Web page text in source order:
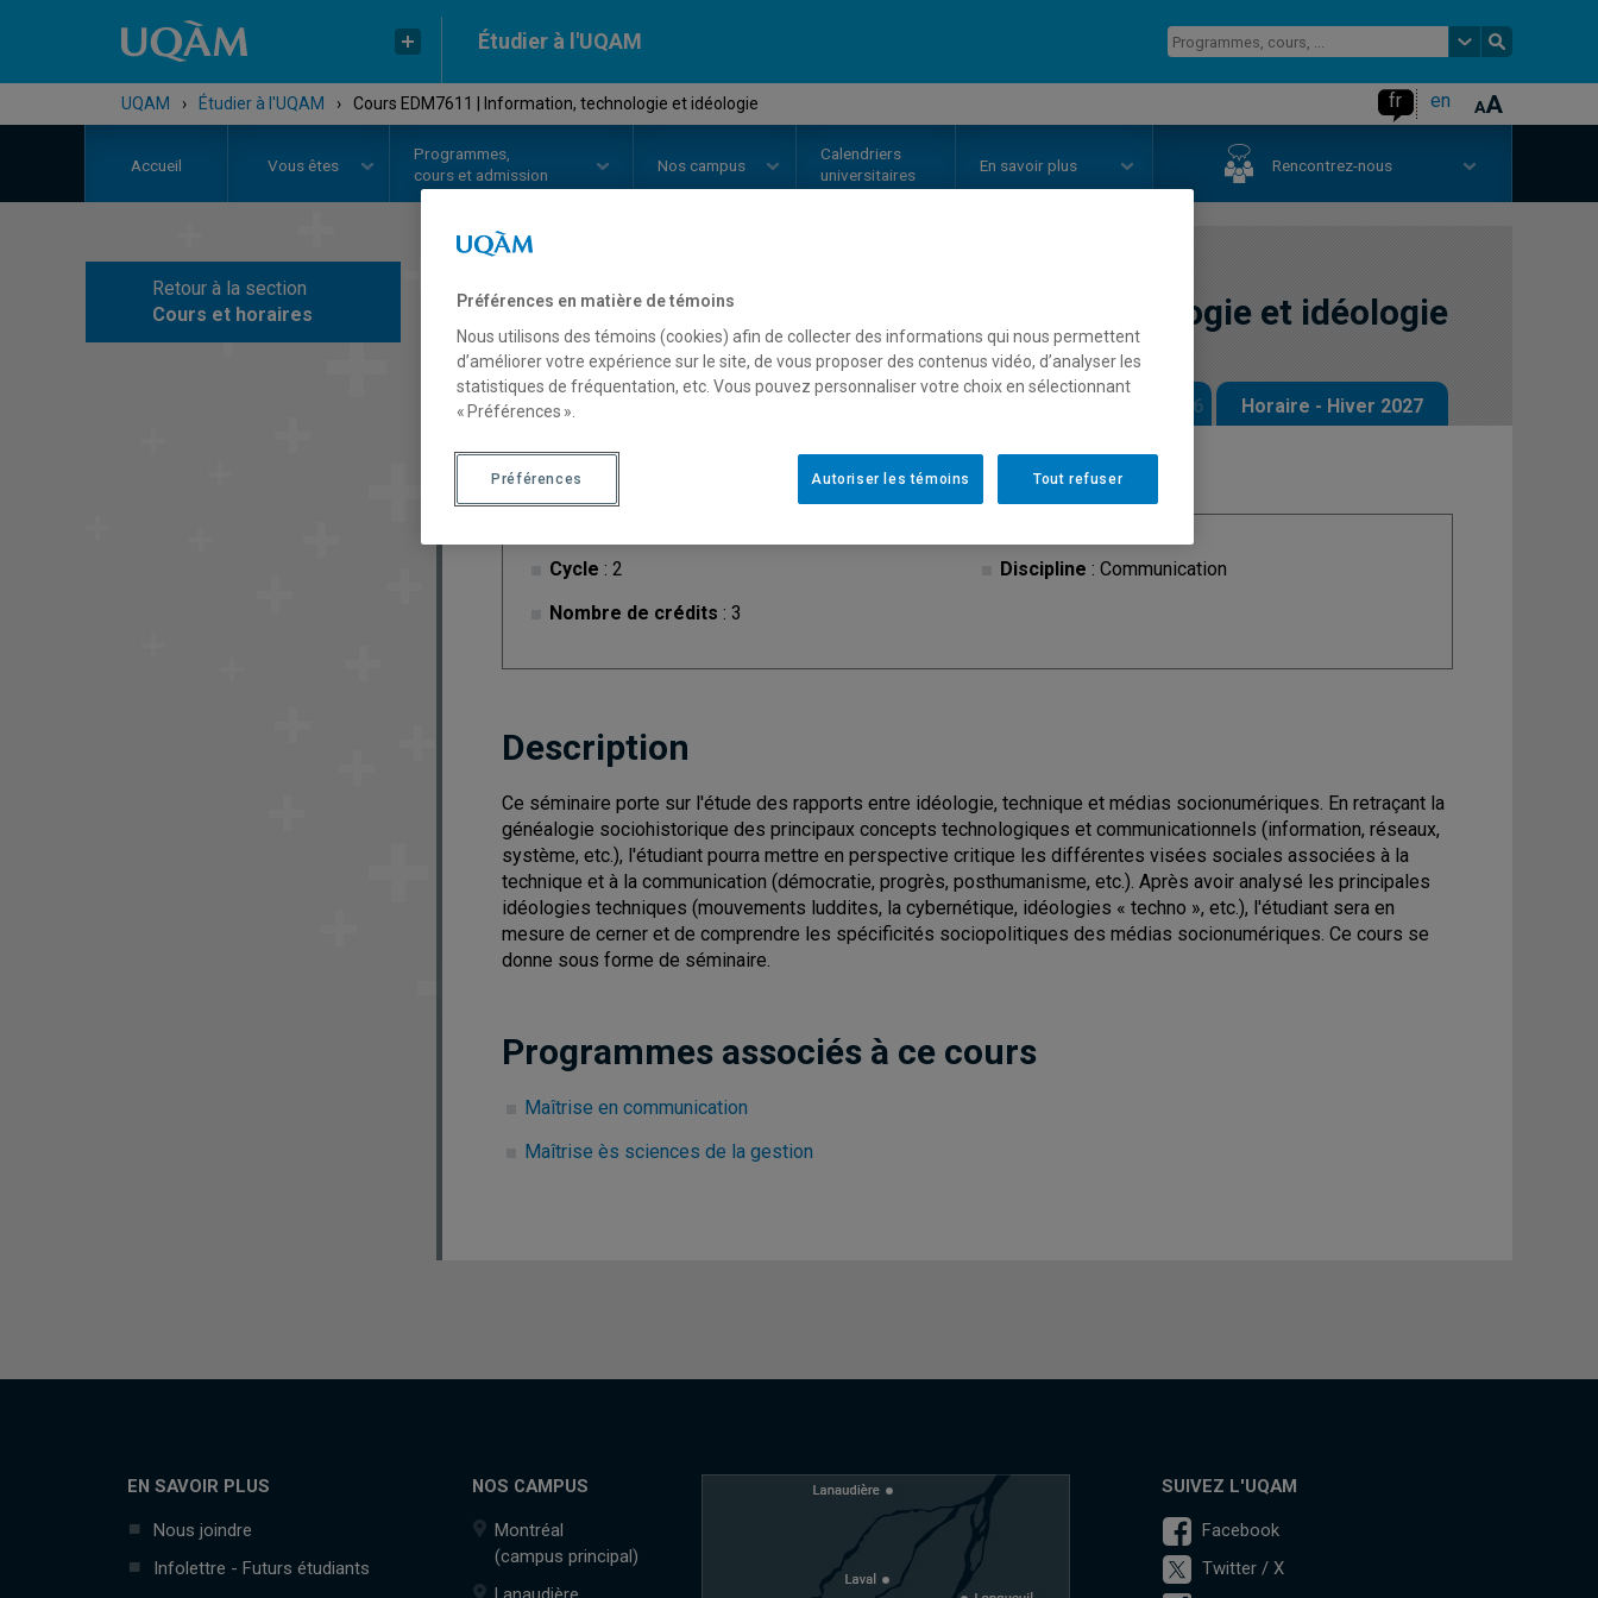
Étudier à l'UQAM
UQAM › Étudier à l'UQAM › Cours EDM7611 | Information, technologie et idéologie fr en
Accueil Vous êtes
Programmes,
cours et admission
Nos campus
Calendriers
universitaires
En savoir plus Rencontrez-nous
Retour à la section
Cours et horaires
COURS// EDM7611 Information, technologie et idéologie
Description Horaire - Automne 2026 Horaire - Hiver 2027
Cycle : 2
Nombre de crédits : 3
Discipline : Communication
Description
Ce séminaire porte sur l'étude des rapports entre idéologie, technique et médias socionumériques. En retraçant la
généalogie sociohistorique des principaux concepts technologiques et communicationnels (information, réseaux,
système, etc.), l'étudiant pourra mettre en perspective critique les différentes visées sociales associées à la
technique et à la communication (démocratie, progrès, posthumanisme, etc.). Après avoir analysé les principales
idéologies techniques (mouvements luddites, la cybernétique, idéologies « techno », etc.), l'étudiant sera en
mesure de cerner et de comprendre les spécificités sociopolitiques des médias socionumériques. Ce cours se
donne sous forme de séminaire.
Programmes associés à ce cours
Maîtrise en communication
Maîtrise ès sciences de la gestion
EN SAVOIR PLUS
Nous joindre
Infolettre - Futurs étudiants
NOS CAMPUS
Montréal
(campus principal)
SUIVEZ L'UQAM
Facebook
Twitter / X
Préférences en matière de témoins
Nous utilisons des témoins (cookies) afin de collecter des informations qui nous permettent
d’améliorer votre expérience sur le site, de vous proposer des contenus vidéo, d’analyser les
statistiques de fréquentation, etc. Vous pouvez personnaliser votre choix en sélectionnant
« Préférences ».
Tout refuser
Autoriser les témoins
Préférences